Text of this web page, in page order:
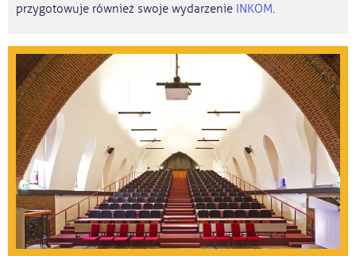
przygotowuje również swoje wydarzenie INKOM.